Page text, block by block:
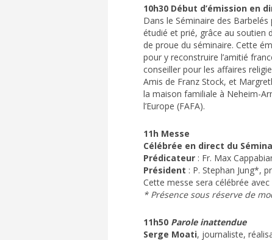
10h30 Début d’émission en
Dans le Séminaire des
étudié et prié, grâce au soutien
de proue du séminaire. Cette
pour y reconstruire l’amitié
conseiller pour les affaires
Amis de Franz Stock, et
la maison familiale à Neheim-
l’Europe (FAFA).
11h Messe
Célébrée en direct du
Prédicateur : Fr. Max
Président : P. Stephan Jung*,
Cette messe sera célébrée avec
* Présence sous réserve de
11h50 Parole inattendue
Serge Moati, journaliste,